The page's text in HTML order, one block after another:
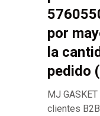
por
la
pedido
MJ
clientes